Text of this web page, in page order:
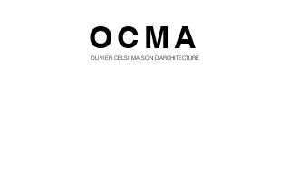
OCMA
OLIVIER CELSI MAISON D'ARCHITECTURE